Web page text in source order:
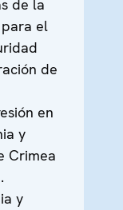
de la
el
de
en
y
Crimea
y